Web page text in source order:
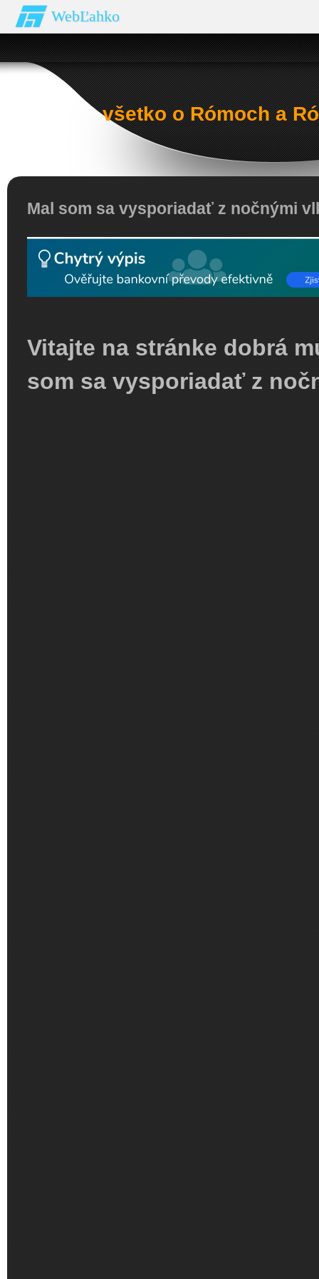
WebĽahko
všetko o Rómoch a
Mal som sa vysporiadať z nočnými
Vitajte na stránke dobrá
som sa vysporiadať z